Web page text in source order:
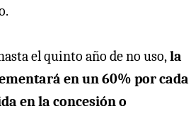
el quinto año de no uso,la
en un 60% por cada
en la concesión o